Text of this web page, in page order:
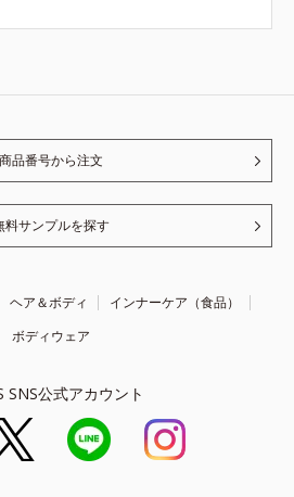
商品番号から注文
料サンプルを探す
ヘア＆ボディ
インナーケア（食品）
ボディウェア
SNS公式アカウント